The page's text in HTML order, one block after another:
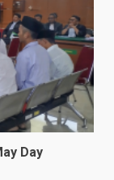
Day